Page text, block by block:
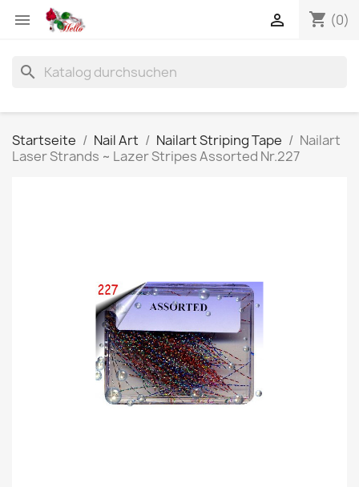
 shopping_cart (0)

search
Startseite Nail Art Nailart Striping Tape
Nailart
Laser Strands ~ Lazer Stripes Assorted Nr.227